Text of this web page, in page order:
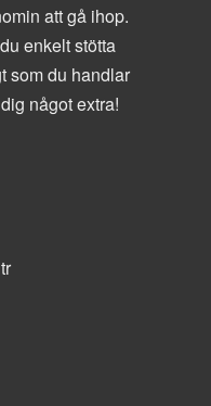
att gå ihop.
enkelt stötta
som du handlar
något extra!